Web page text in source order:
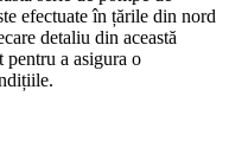
efectuate în țările din nord
detaliu din această
pentru a asigura o